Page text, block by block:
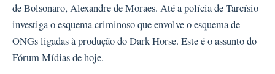
de Bolsonaro, Alexandre de Moraes. Até a polícia de Tarcísio
investiga o esquema criminoso que envolve o esquema de
ONGs ligadas à produção do Dark Horse. Este é o assunto do
Fórum Mídias de hoje.